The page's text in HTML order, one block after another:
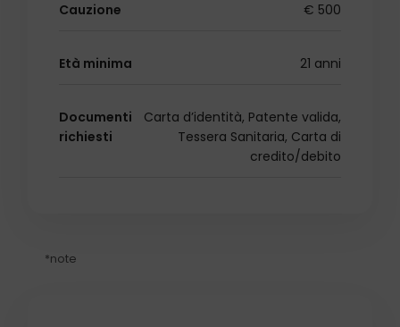
Cauzione € 500
Età minima 21 anni
Documenti
richiesti
Carta d’identità, Patente valida,
Tessera Sanitaria, Carta di
credito/debito
*note